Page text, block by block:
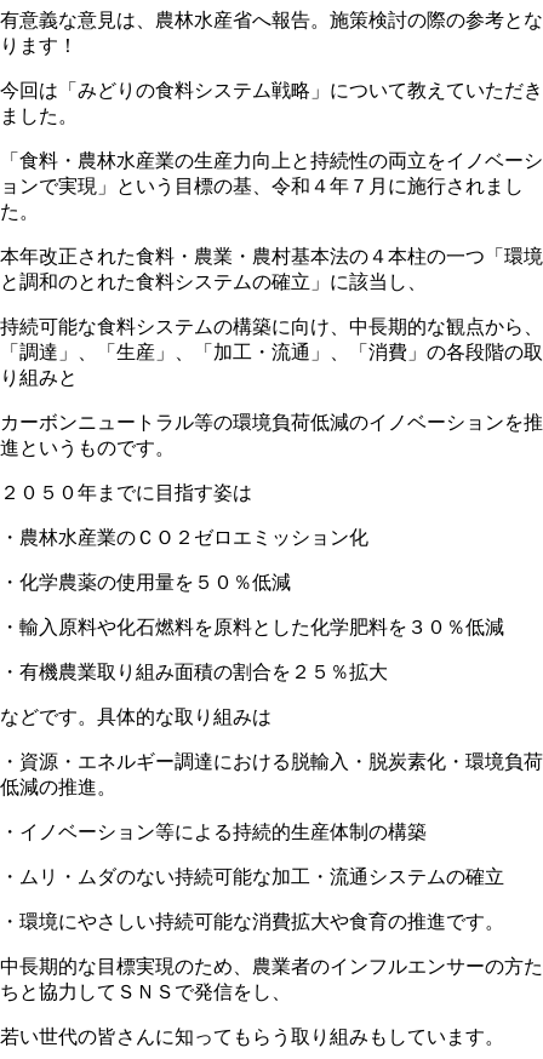
有意義な意見は、農林水産省へ報告。施策検討の際の参考とな
ります！
今回は「みどりの食料システム戦略」について教えていただき
ました。
「食料・農林水産業の生産力向上と持続性の両立をイノベーシ
ョンで実現」という目標の基、令和４年７月に施行されまし
た。
本年改正された食料・農業・農村基本法の４本柱の一つ「環境
と調和のとれた食料システムの確立」に該当し、
持続可能な食料システムの構築に向け、中長期的な観点から、
「調達」、「生産」、「加工・流通」、「消費」の各段階の取
り組みと
カーボンニュートラル等の環境負荷低減のイノベーションを推
進というものです。
２０５０年までに目指す姿は
・農林水産業のＣＯ２ゼロエミッション化
・化学農薬の使用量を５０％低減
・輸入原料や化石燃料を原料とした化学肥料を３０％低減
・有機農業取り組み面積の割合を２５％拡大
などです。具体的な取り組みは
・資源・エネルギー調達における脱輸入・脱炭素化・環境負荷
低減の推進。
・イノベーション等による持続的生産体制の構築
・ムリ・ムダのない持続可能な加工・流通システムの確立
・環境にやさしい持続可能な消費拡大や食育の推進です。
中長期的な目標実現のため、農業者のインフルエンサーの方た
ちと協力してＳＮＳで発信をし、
若い世代の皆さんに知ってもらう取り組みもしています。